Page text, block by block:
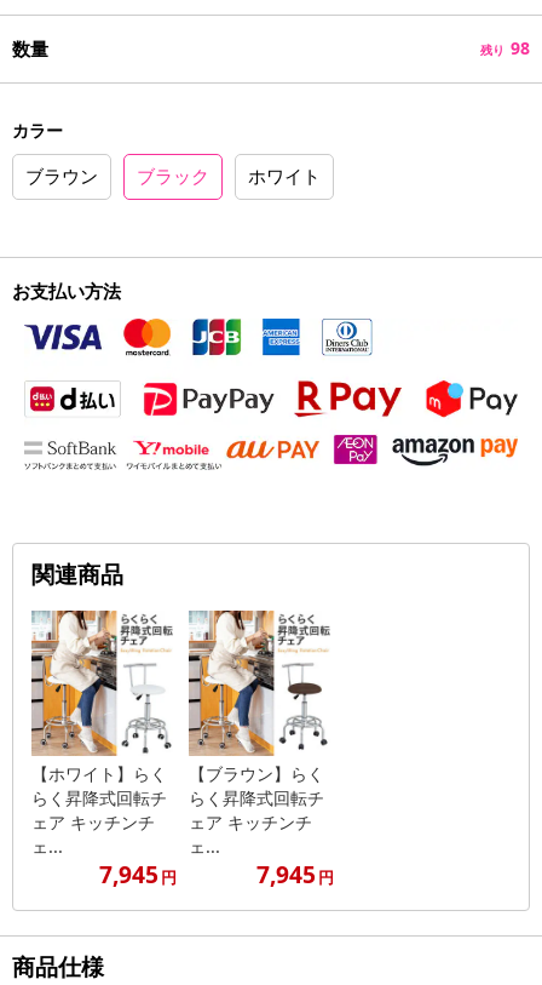
数量 残り 98
カラー
ブラウン ブラック ホワイト
お支払い方法
関連商品
【ホワイト】らく
らく昇降式回転チ
ェア キッチンチ
ェ...
7,945 円
【ブラウン】らく
らく昇降式回転チ
ェア キッチンチ
ェ...
7,945 円
商品仕様